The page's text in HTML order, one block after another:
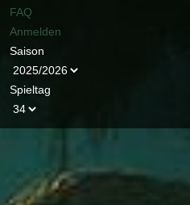
FAQ
Anmelden
Saison
Spieltag